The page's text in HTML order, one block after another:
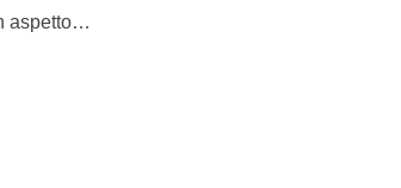
aspetto…